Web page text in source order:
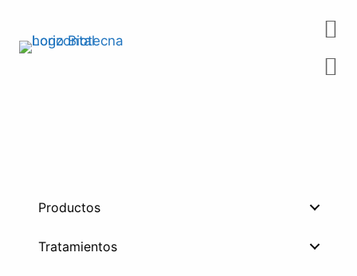
contenido
Productos
Tratamientos